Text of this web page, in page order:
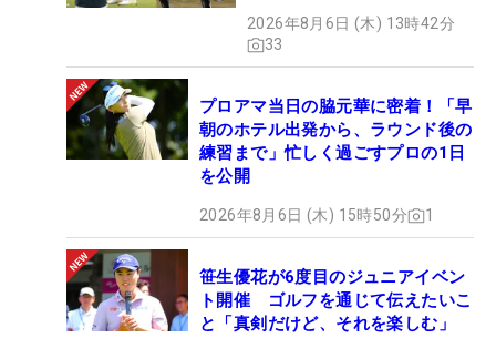
2026年8月6日 (木) 13時42分
33
プロアマ当日の脇元華に密着！「早
朝のホテル出発から、ラウンド後の
練習まで」忙しく過ごすプロの1日
を公開
2026年8月6日 (木) 15時50分 1
笹生優花が6度目のジュニアイベン
ト開催 ゴルフを通じて伝えたいこ
と「真剣だけど、それを楽しむ」